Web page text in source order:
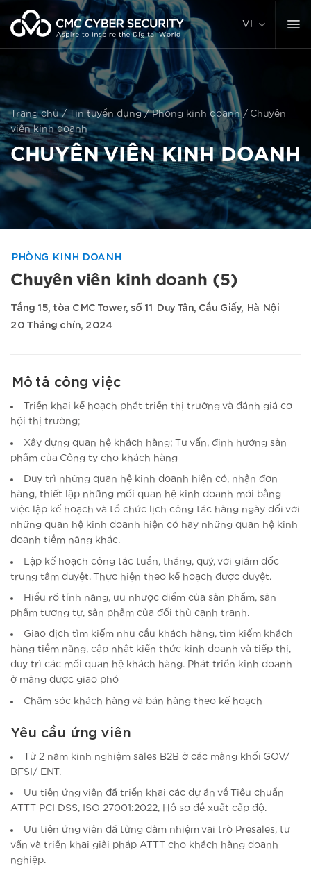
đến
nội
VI
Trang chủ/Tin tuyển dụng/Phòng kinh doanh/ Chuyên
viên kinh doanh
CHUYÊN VIÊN KINH DOANH
PHÒNG KINH DOANH
Chuyên viên kinh doanh (5)
Tầng 15, tòa CMC Tower, số 11 Duy Tân, Cầu Giấy, Hà Nội
20 Tháng chín, 2024
Mô tả công việc
Triển khai kế hoạch phát triển thị trường và đánh giá cơ
hội thị trường;
Xây dựng quan hệ khách hàng; Tư vấn, định hướng sản
phẩm của Công ty cho khách hàng
Duy trì những quan hệ kinh doanh hiện có, nhận đơn
hàng, thiết lập những mối quan hệ kinh doanh mới bằng
việc lập kế hoạch và tổ chức lịch công tác hàng ngày đối với
những quan hệ kinh doanh hiện có hay những quan hệ kinh
doanh tiềm năng khác.
Lập kế hoạch công tác tuần, tháng, quý, với giám đốc
trung tâm duyệt. Thực hiện theo kế hoạch được duyệt.
Hiểu rõ tính năng, ưu nhược điểm của sản phẩm, sản
phẩm tương tự, sản phẩm của đối thủ cạnh tranh.
Giao dịch tìm kiếm nhu cầu khách hàng, tìm kiếm khách
hàng tiềm năng, cập nhật kiến thức kinh doanh và tiếp thị,
duy trì các mối quan hệ khách hàng. Phát triển kinh doanh
ở mảng được giao phó
Chăm sóc khách hàng và bán hàng theo kế hoạch
Yêu cầu ứng viên
Từ 2 năm kinh nghiệm sales B2B ở các mảng khối GOV/
BFSI/ ENT.
Ưu tiên ứng viên đã triển khai các dự án về Tiêu chuẩn
ATTT PCI DSS, ISO 27001:2022, Hồ sơ đề xuất cấp độ.
Ưu tiên ứng viên đã từng đảm nhiệm vai trò Presales, tư
vấn và triển khai giải pháp ATTT cho khách hàng doanh
nghiệp.